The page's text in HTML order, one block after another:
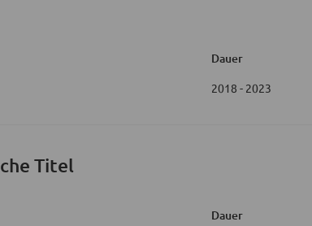
Dauer
2018 - 2023
Titel
Dauer